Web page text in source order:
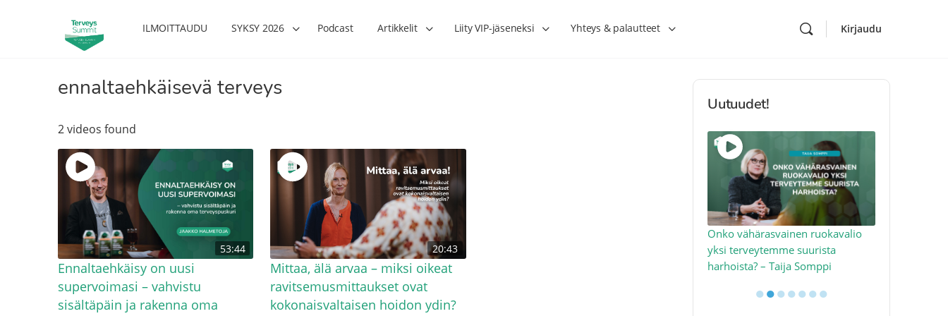
ILMOITTAUDU SYKSY 2026 Podcast Artikkelit Liity VIP-jäseneksi Yhteys & palautteet Kirjaudu
ennaltaehkäisevä terveys
2 videos found
53:44
Ennaltaehkäisy on uusi
supervoimasi – vahvistu
sisältäpäin ja rakenna oma
20:43
Mittaa, älä arvaa – miksi oikeat
ravitsemusmittaukset ovat
kokonaisvaltaisen hoidon ydin?
Uutuudet!
Lihasharjoittelu on naisen tärkein
hormonihoito – Kaisa Jaakkola
Onko vähärasvainen ruokavalio
yksi terveytemme suurista
harhoista? – Taija Somppi
●●●●●●●